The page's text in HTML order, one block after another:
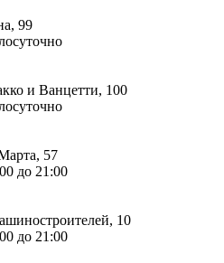
99
и Ванцетти, 100
57
до 21:00
10
до 21:00